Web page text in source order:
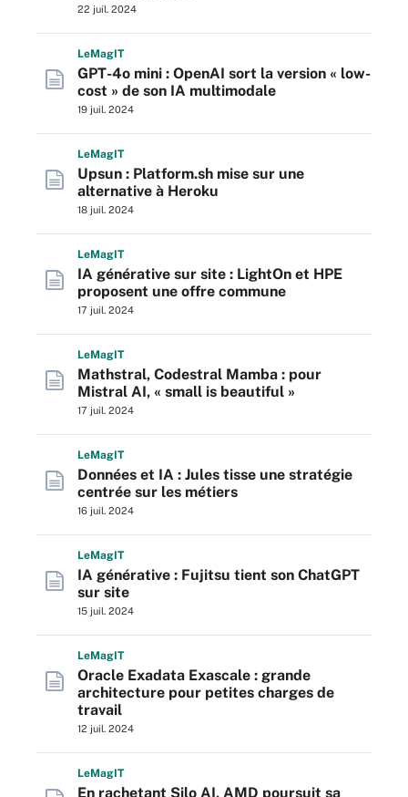
22 juil. 2024
LeMagIT
GPT-4o mini : OpenAI sort la version « low-
cost » de son IA multimodale
19 juil. 2024
LeMagIT
Upsun : Platform.sh mise sur une
alternative à Heroku
18 juil. 2024
LeMagIT
IA générative sur site : LightOn et HPE
proposent une offre commune
17 juil. 2024
LeMagIT
Mathstral, Codestral Mamba : pour
Mistral AI, « small is beautiful »
17 juil. 2024
LeMagIT
Données et IA : Jules tisse une stratégie
centrée sur les métiers
16 juil. 2024
LeMagIT
IA générative : Fujitsu tient son ChatGPT
sur site
15 juil. 2024
LeMagIT
Oracle Exadata Exascale : grande
architecture pour petites charges de
travail
12 juil. 2024
LeMagIT
En rachetant Silo AI, AMD poursuit sa